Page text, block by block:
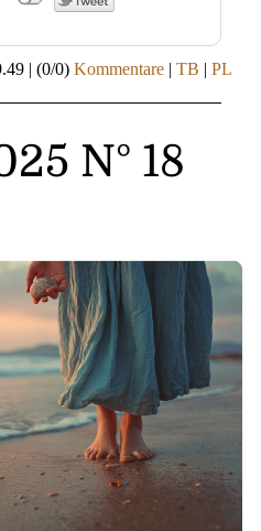
| (0/0) Kommentare | TB | PL
N° 18